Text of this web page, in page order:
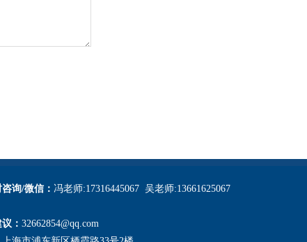
询/微信： 冯老师:17316445067 吴老师:13661625067
： 32662854@qq.com